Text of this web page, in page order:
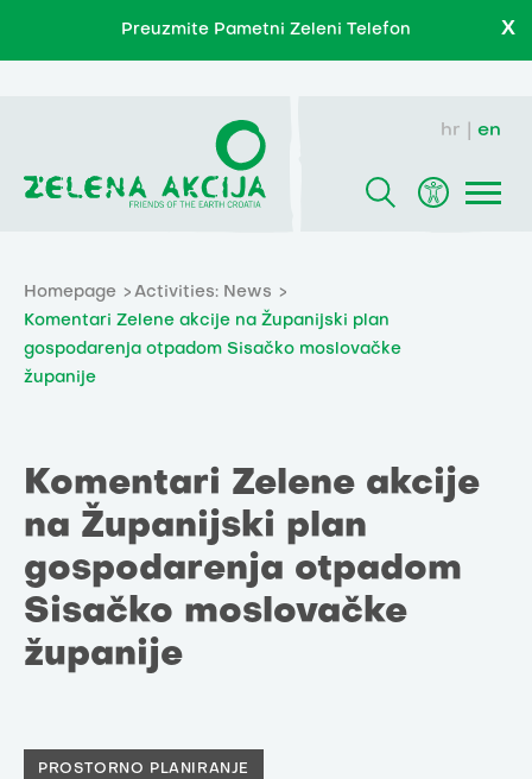
Preuzmite Pametni Zeleni Telefon X
hr en
Homepage
Activities: News
Komentari Zelene akcije na Županijski plan
gospodarenja otpadom Sisačko moslovačke
županije
Komentari Zelene akcije
na Županijski plan
gospodarenja otpadom
Sisačko moslovačke
županije
PROSTORNO PLANIRANJE